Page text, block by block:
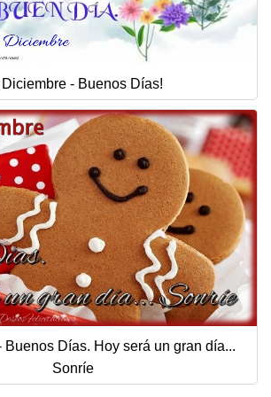
Diciembre - Buenos Días!
Buenos Días. Hoy será un gran día...
Sonríe